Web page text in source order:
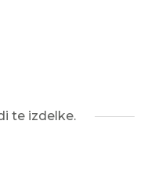
te izdelke.